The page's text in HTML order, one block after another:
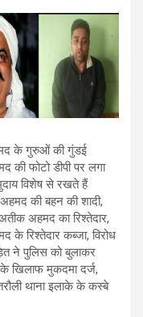
के गुरुओं की गुंडई
की फोटो डीपी पर लगा
विशेष से रखते हैं
की बहन की शादी,
अहमद का रिश्तेदार,
के रिश्तेदार कब्जा, विरोध
ने पुलिस को बुलाकर
के खिलाफ मुकदमा दर्ज,
थाना इलाके के कस्बे